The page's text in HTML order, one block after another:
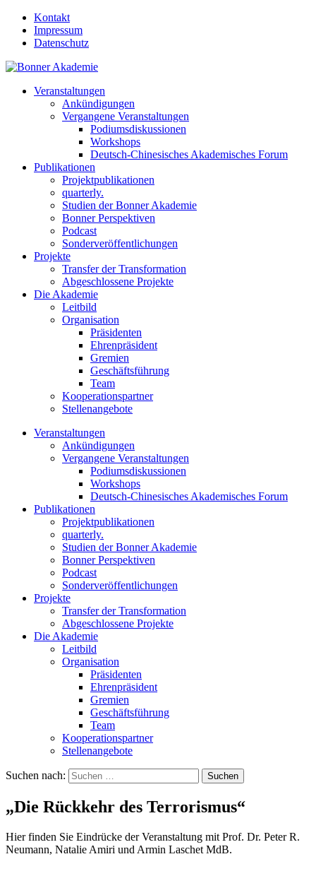
Kontakt
Impressum
Datenschutz
Veranstaltungen
Ankündigungen
Vergangene Veranstaltungen
Podiumsdiskussionen
Workshops
Deutsch-Chinesisches Akademisches Forum
Publikationen
Projektpublikationen
quarterly.
Studien der Bonner Akademie
Bonner Perspektiven
Podcast
Sonderveröffentlichungen
Projekte
Transfer der Transformation
Abgeschlossene Projekte
Die Akademie
Leitbild
Organisation
Präsidenten
Ehrenpräsident
Gremien
Geschäftsführung
Team
Kooperationspartner
Stellenangebote
Veranstaltungen
Ankündigungen
Vergangene Veranstaltungen
Podiumsdiskussionen
Workshops
Deutsch-Chinesisches Akademisches Forum
Publikationen
Projektpublikationen
quarterly.
Studien der Bonner Akademie
Bonner Perspektiven
Podcast
Sonderveröffentlichungen
Projekte
Transfer der Transformation
Abgeschlossene Projekte
Die Akademie
Leitbild
Organisation
Präsidenten
Ehrenpräsident
Gremien
Geschäftsführung
Team
Kooperationspartner
Stellenangebote
Suchen nach:
„Die Rückkehr des Terrorismus“
Hier finden Sie Eindrücke der Veranstaltung mit Prof. Dr. Peter R.
Neumann, Natalie Amiri und Armin Laschet MdB.